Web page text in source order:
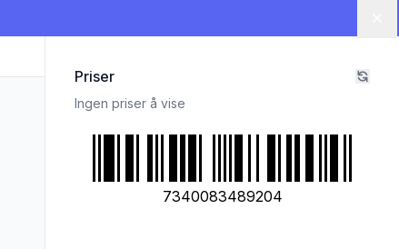
Priser
Ingen priser å vise
7340083489204